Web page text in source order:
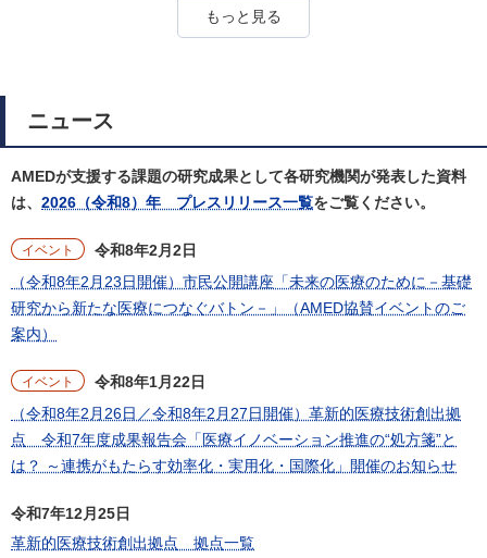
もっと見る
ニュース
AMEDが支援する課題の研究成果として各研究機関が発表した資料
は、 2026（令和8）年 プレスリリース一覧をご覧ください。
イベント
令和8年2月2日
（令和8年2月23日開催）市民公開講座「未来の医療のために－基礎
研究から新たな医療につなぐバトン－」（AMED協賛イベントのご
案内）
イベント
令和8年1月22日
（令和8年2月26日／令和8年2月27日開催）革新的医療技術創出拠
点 令和7年度成果報告会「医療イノベーション推進の“処方箋”と
は？ ～連携がもたらす効率化・実用化・国際化」開催のお知らせ
令和7年12月25日
革新的医療技術創出拠点 拠点一覧